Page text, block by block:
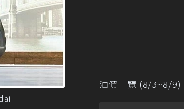
油價一覽 (8/3~8/9)